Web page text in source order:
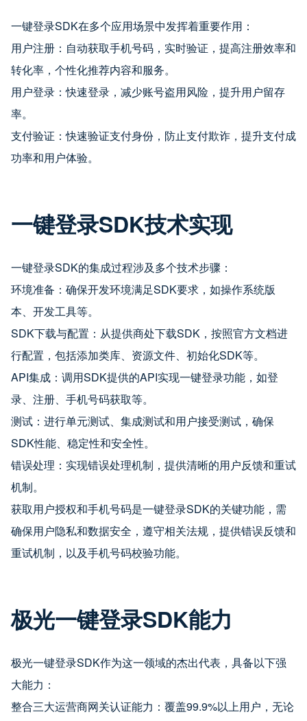
一键登录SDK在多个应用场景中发挥着重要作用：
用户注册：自动获取手机号码，实时验证，提高注册效率和
转化率，个性化推荐内容和服务。
用户登录：快速登录，减少账号盗用风险，提升用户留存
率。
支付验证：快速验证支付身份，防止支付欺诈，提升支付成
功率和用户体验。
一键登录SDK技术实现
一键登录SDK的集成过程涉及多个技术步骤：
环境准备：确保开发环境满足SDK要求，如操作系统版
本、开发工具等。
SDK下载与配置：从提供商处下载SDK，按照官方文档进
行配置，包括添加类库、资源文件、初始化SDK等。
API集成：调用SDK提供的API实现一键登录功能，如登
录、注册、手机号码获取等。
测试：进行单元测试、集成测试和用户接受测试，确保
SDK性能、稳定性和安全性。
错误处理：实现错误处理机制，提供清晰的用户反馈和重试
机制。
获取用户授权和手机号码是一键登录SDK的关键功能，需
确保用户隐私和数据安全，遵守相关法规，提供错误反馈和
重试机制，以及手机号码校验功能。
极光一键登录SDK能力
极光一键登录SDK作为这一领域的杰出代表，具备以下强
大能力：
整合三大运营商网关认证能力：覆盖99.9%以上用户，无论